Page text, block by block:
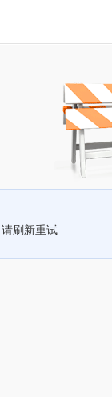
刷新重试